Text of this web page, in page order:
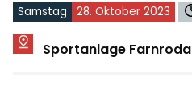
Samstag 28. Oktober 2023
Sportanlage Farnroda